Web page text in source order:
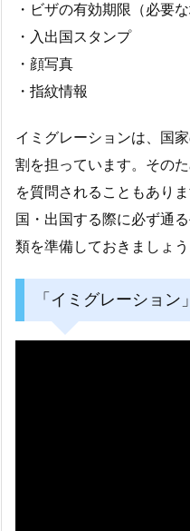
・ビザの有効期限（必要な
・入出国スタンプ
・顔写真
・指紋情報
イミグレーションは、国
割を担っています。その
を質問されることもあり
国・出国する際に必ず通
類を準備しておきましょう
「イミグレーション